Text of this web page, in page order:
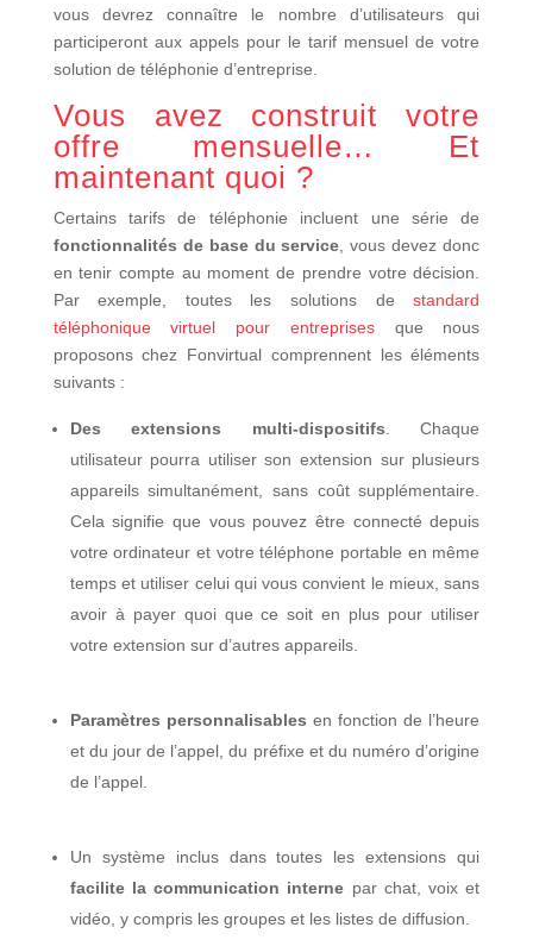
vous devrez connaître le nombre d’utilisateurs qui
participeront aux appels pour le tarif mensuel de votre
solution de téléphonie d’entreprise.
Vous avez construit votre
offre mensuelle… Et
maintenant quoi ?
Certains tarifs de téléphonie incluent une série de
fonctionnalités de base du service, vous devez donc
en tenir compte au moment de prendre votre décision.
Par exemple, toutes les solutions destandard
téléphonique virtuel pour entreprisesque nous
proposons chez Fonvirtual comprennent les éléments
suivants :
Des extensions multi-dispositifs. Chaque
utilisateur pourra utiliser son extension sur plusieurs
appareils simultanément, sans coût supplémentaire.
Cela signifie que vous pouvez être connecté depuis
votre ordinateur et votre téléphone portable en même
temps et utiliser celui qui vous convient le mieux, sans
avoir à payer quoi que ce soit en plus pour utiliser
votre extension sur d’autres appareils.
Paramètres personnalisables en fonction de l’heure
et du jour de l’appel, du préfixe et du numéro d’origine
de l’appel.
Un système inclus dans toutes les extensions qui
facilite la communication interne par chat, voix et
vidéo, y compris les groupes et les listes de diffusion.